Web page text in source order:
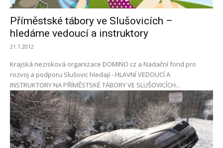
Příměstské tábory ve Slušovicích –
hledáme vedoucí a instruktory
21.1.2012
Krajská nezisková organizace DOMINO cz a Nadační fond pro
rozvoj a podporu Slušovic hledají - HLAVNÍ VEDOUCÍ A
INSTRUKTORY NA PŘÍMĚSTSKÉ TÁBORY VE SLUŠOVICÍCH...